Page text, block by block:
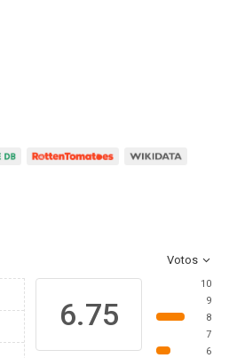
Votos
6.75
10
9
8
7
6